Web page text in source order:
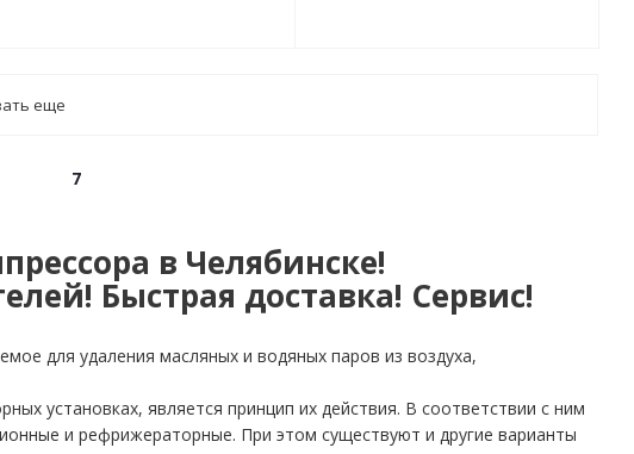
еще
7
в Челябинске!
Быстрая доставка! Сервис!
для удаления масляных и водяных паров из воздуха,
установках, является принцип их действия. В соответствии с ним
и рефрижераторные. При этом существуют и другие варианты